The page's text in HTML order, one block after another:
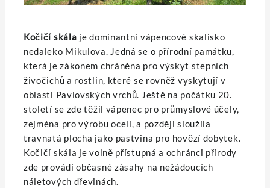
Kočičí skála je dominantní vápencové skalisko
nedaleko Mikulova. Jedná se o přírodní památku,
která je zákonem chráněna pro výskyt stepních
živočichů a rostlin, které se rovněž vyskytují v
oblasti Pavlovských vrchů. Ještě na počátku 20.
století se zde těžil vápenec pro průmyslové účely,
zejména pro výrobu oceli, a později sloužila
travnatá plocha jako pastvina pro hovězí dobytek.
Kočičí skála je volně přístupná a ochránci přírody
zde provádí občasné zásahy na nežádoucích
náletových dřevinách.